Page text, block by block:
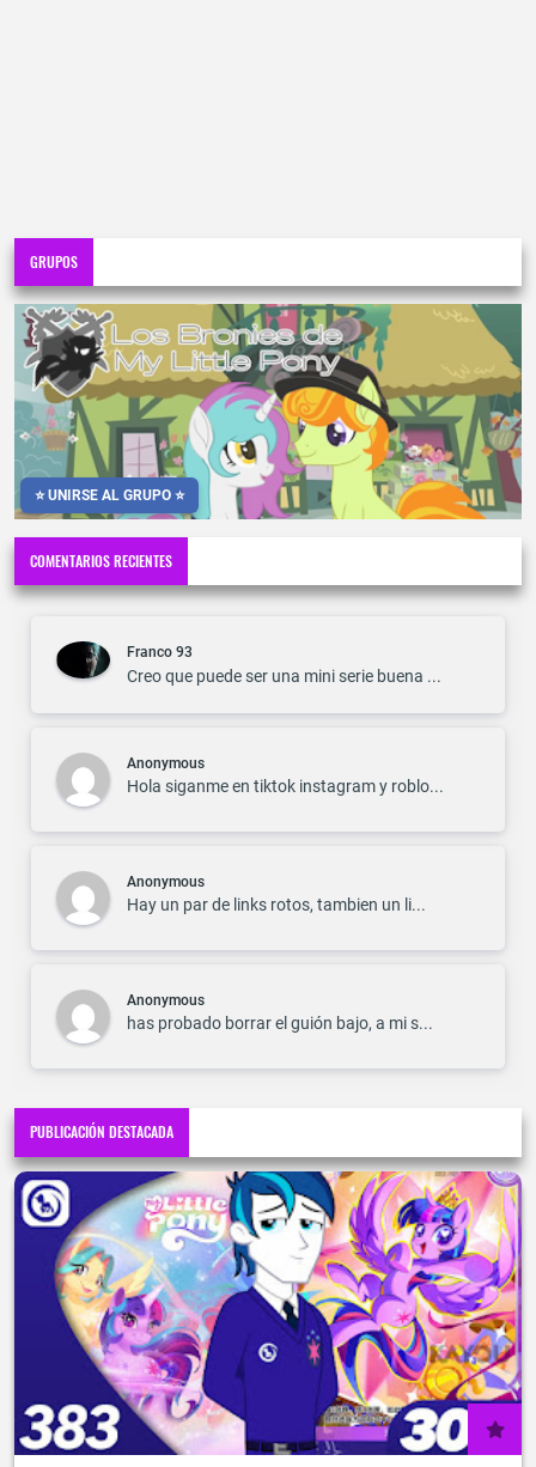
GRUPOS
⭐ UNIRSE AL GRUPO ⭐
COMENTARIOS RECIENTES
Franco 93
Creo que puede ser una mini serie buena ...
Anonymous
Hola siganme en tiktok instagram y roblo...
Anonymous
Hay un par de links rotos, tambien un li...
Anonymous
has probado borrar el guión bajo, a mi s...
PUBLICACIÓN DESTACADA